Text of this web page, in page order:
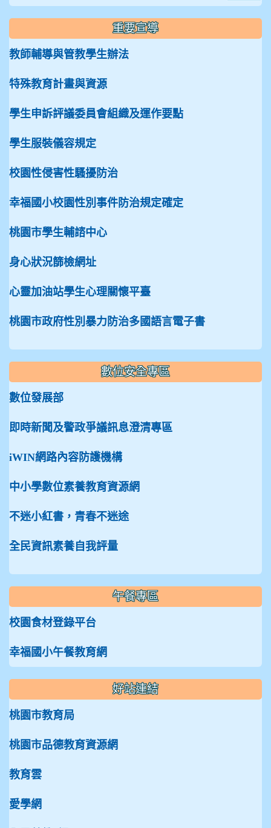
重要宣導
教師輔導與管教學生辦法
特殊教育計畫與資源
學生申訴評議委員會組織及運作要點
學生服裝儀容規定
校園性侵害性騷擾防治
幸福國小校園性別事件防治規定確定
桃園市學生輔諮中心
身心狀況篩檢網址
心靈加油站學生心理關懷平臺
桃園市政府性別暴力防治多國語言電子書
數位安全專區
數位發展部
即時新聞及警政爭議訊息澄清專區
iWIN網路內容防護機構
中小學數位素養教育資源網
不迷小紅書，青春不迷途
全民資訊素養自我評量
午餐專區
校園食材登錄平台
幸福國小午餐教育網
好站連結
桃園市教育局
桃園市品德教育資源網
教育雲
愛學網